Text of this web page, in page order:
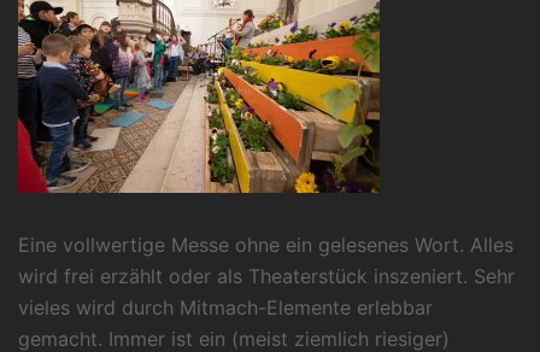
Eine vollwertige Messe ohne ein gelesenes Wort. Alles
wird frei erzählt oder als Theaterstück inszeniert. Sehr
vieles wird durch Mitmach-Elemente erlebbar
gemacht. Immer ist ein (meist ziemlich riesiger)